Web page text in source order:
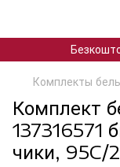
Комплекты
Комплект
137316571
чики, 95C/